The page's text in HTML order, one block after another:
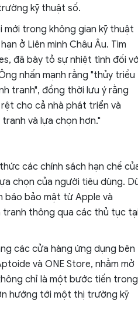
kỹ thuật số.
mới trong không gian kỹ thuật
ở Liên minh Châu Âu. Tim
đã bày tỏ sự nhiệt tình đối
nhấn mạnh rằng "thủy triều
tranh", đồng thời lưu ý rằng
cho cả nhà phát triển và
và lựa chọn hơn."
các chính sách hạn chế
chọn của người tiêu dùng.
báo bảo mật từ Apple và
tranh thông qua các thủ tục tại
các cửa hàng ứng dụng bên
và ONE Store, nhằm mở
chỉ là một bước tiến trong
hướng tới một thị trường kỹ